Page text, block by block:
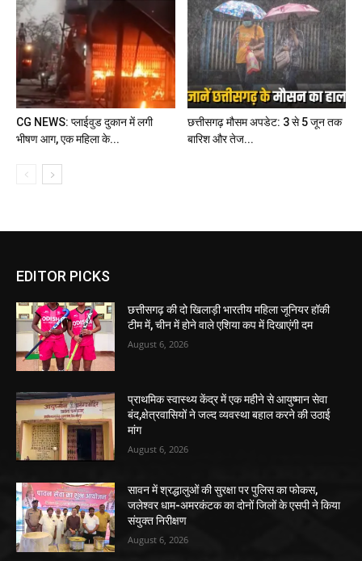
CG NEWS: प्लाईवुड दुकान में लगी
भीषण आग, एक महिला के...
छत्तीसगढ़ मौसम अपडेट: 3 से 5 जून तक
बारिश और तेज...
EDITOR PICKS
छत्तीसगढ़ की दो खिलाड़ी भारतीय महिला जूनियर हॉकी
टीम में, चीन में होने वाले एशिया कप में दिखाएंगी दम
August 6, 2026
प्राथमिक स्वास्थ्य केंद्र में एक महीने से आयुष्मान सेवा
बंद,क्षेत्रवासियों ने जल्द व्यवस्था बहाल करने की उठाई
मांग
August 6, 2026
सावन में श्रद्धालुओं की सुरक्षा पर पुलिस का फोकस,
जलेश्वर धाम-अमरकंटक का दोनों जिलों के एसपी ने किया
संयुक्त निरीक्षण
August 6, 2026